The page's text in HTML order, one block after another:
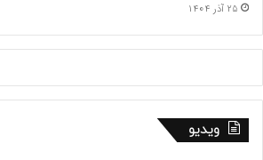
25 آذر 1404
ویدیو